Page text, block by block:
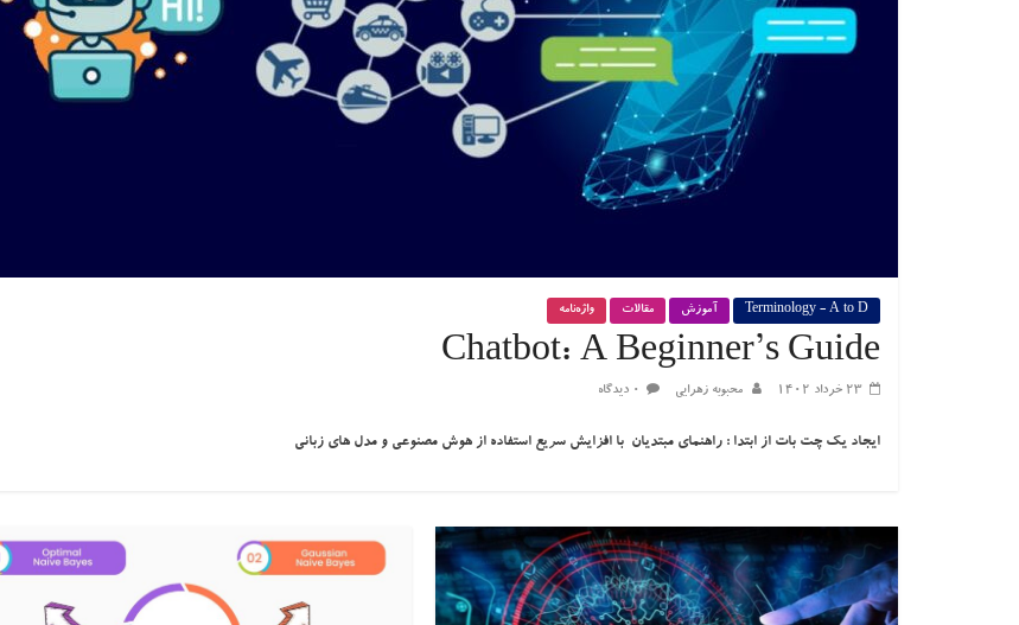
Terminology - A to D آموزش مقالات واژه‌نامه
Chatbot: A Beginner’s Guide
۲۳ خرداد ۱۴۰۲ محبوبه زهرایی ۰ دیدگاه
ایجاد یک چت بات از ابتدا : راهنمای مبتدیان با افزایش سریع استفاده از هوش مصنوعی و مدل های زبانی